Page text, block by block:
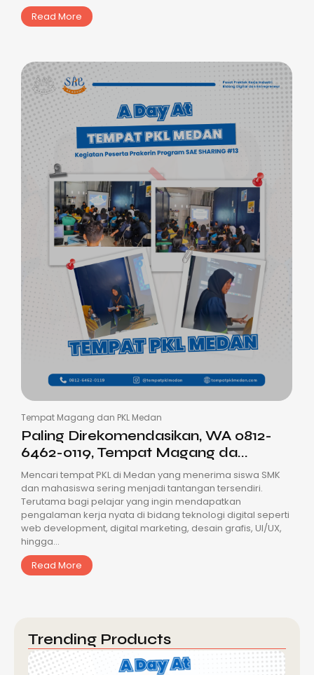
Read More
Tempat Magang dan PKL Medan
Paling Direkomendasikan, WA 0812-
6462-0119, Tempat Magang da...
Mencari tempat PKL di Medan yang menerima siswa SMK
dan mahasiswa sering menjadi tantangan tersendiri.
Terutama bagi pelajar yang ingin mendapatkan
pengalaman kerja nyata di bidang teknologi digital seperti
web development, digital marketing, desain grafis, UI/UX,
hingga...
Read More
Trending Products